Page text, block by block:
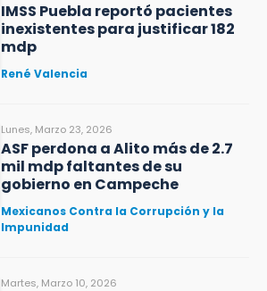
IMSS Puebla reportó pacientes
inexistentes para justificar 182
mdp
René Valencia
Lunes, Marzo 23, 2026
ASF perdona a Alito más de 2.7
mil mdp faltantes de su
gobierno en Campeche
Mexicanos Contra la Corrupción y la
Impunidad
Martes, Marzo 10, 2026